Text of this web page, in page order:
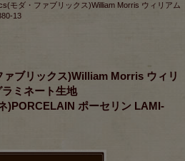
モダ・ファブリックス)William Morris ウィリアム
13
ブリックス)William Morris ウィリ
ミネート生地
)PORCELAIN ポーセリン LAMI-